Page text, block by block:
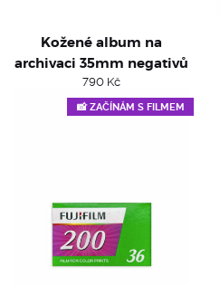
Kožené album na
archivaci 35mm negativů
790 Kč
📸 ZAČÍNÁM S FILMEM